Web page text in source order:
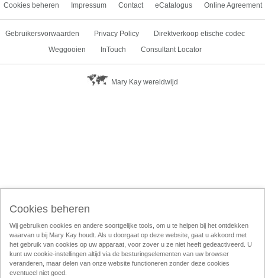
Cookies beheren Impressum Contact eCatalogus Online Agreement
Gebruikersvorwaarden Privacy Policy
Direktverkoop etische codec
Weggooien
InTouch Consultant Locator
Mary Kay wereldwijd
Cookies beheren
Wij gebruiken cookies en andere soortgelijke tools, om u te helpen bij het ontdekken
waarvan u bij Mary Kay houdt. Als u doorgaat op deze website, gaat u akkoord met
het gebruik van cookies op uw apparaat, voor zover u ze niet heeft gedeactiveerd. U
kunt uw cookie-instellingen altijd via de besturingselementen van uw browser
veranderen, maar delen van onze website functioneren zonder deze cookies
eventueel niet goed.